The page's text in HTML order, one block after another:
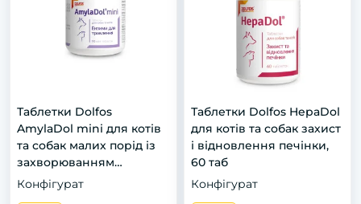
Таблетки Dolfos
AmylaDol mini для котів
та собак малих порід із
захворюванням
підшлункової залози, 90
Конфігурат
Таблетки Dolfos HepaDol
для котів та собак захист
і відновлення печінки,
60 таб
Конфігурат